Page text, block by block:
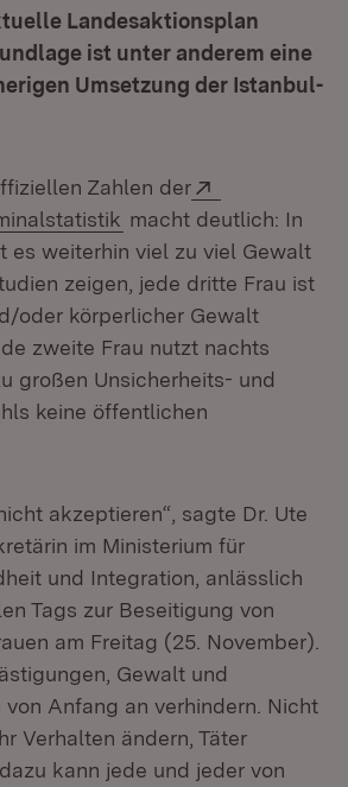
Landesaktionsplan
ist unter anderem eine
Umsetzung der Istanbul-
Zahlen der
(Öffnet in neuem
macht deutlich: In
es weiterhin viel zu viel Gewalt
zeigen, jede dritte Frau ist
oder körperlicher Gewalt
zweite Frau nutzt nachts
großen Unsicherheits- und
keine öffentlichen
akzeptieren“, sagte Dr. Ute
im Ministerium für
und Integration, anlässlich
Tags zur Beseitigung von
am Freitag (25. November).
Gewalt und
Anfang an verhindern. Nicht
Verhalten ändern, Täter
kann jede und jeder von